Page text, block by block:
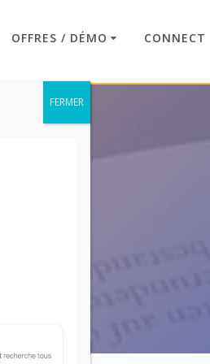
OFFRES / DÉMO CONNECT
FERMER